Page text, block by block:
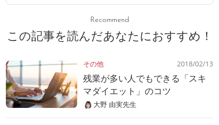
Recommend
この記事を読んだあなたにおすすめ！
その他 2018/02/13
残業が多い人でもできる「スキ
マダイエット」のコツ
大野 由実先生